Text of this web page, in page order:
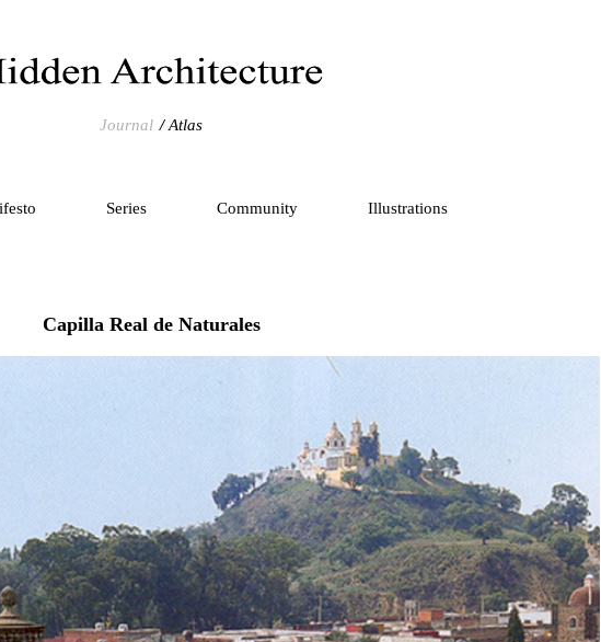
Journal Atlas
Series Community Illustrations
Capilla Real de Naturales